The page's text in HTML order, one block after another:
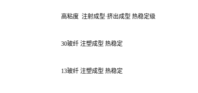
高粘度 注射成型·挤出成型 热稳定级
30玻纤 注塑成型 热稳定
13玻纤 注塑成型 热稳定